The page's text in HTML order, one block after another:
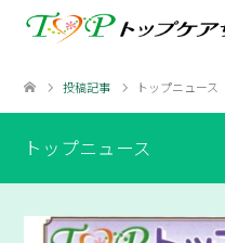
投稿記事 トップニュース
トップニュース